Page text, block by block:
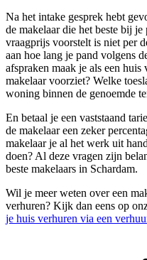
Na het intake gesprek hebt
de makelaar die het beste bij
vraagprijs voorstelt is niet per
aan hoe lang je pand volgens
afspraken maak je als een huis
makelaar voorziet? Welke
woning binnen de genoemde
En betaal je een vaststaand
de makelaar een zeker
makelaar je al het werk uit
doen? Al deze vragen zijn
beste makelaars in Schardam.
Wil je meer weten over een
verhuren? Kijk dan eens op
je huis verhuren via een